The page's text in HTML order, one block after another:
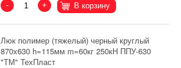
- + В корзину
Люк полимер (тяжелый) черный круглый
870х630 h=115мм m=60кг 250кН ППУ-630
"ТМ" ТехПласт